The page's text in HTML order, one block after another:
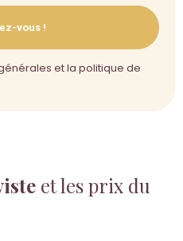
et les prix du
vous !
et la politique de